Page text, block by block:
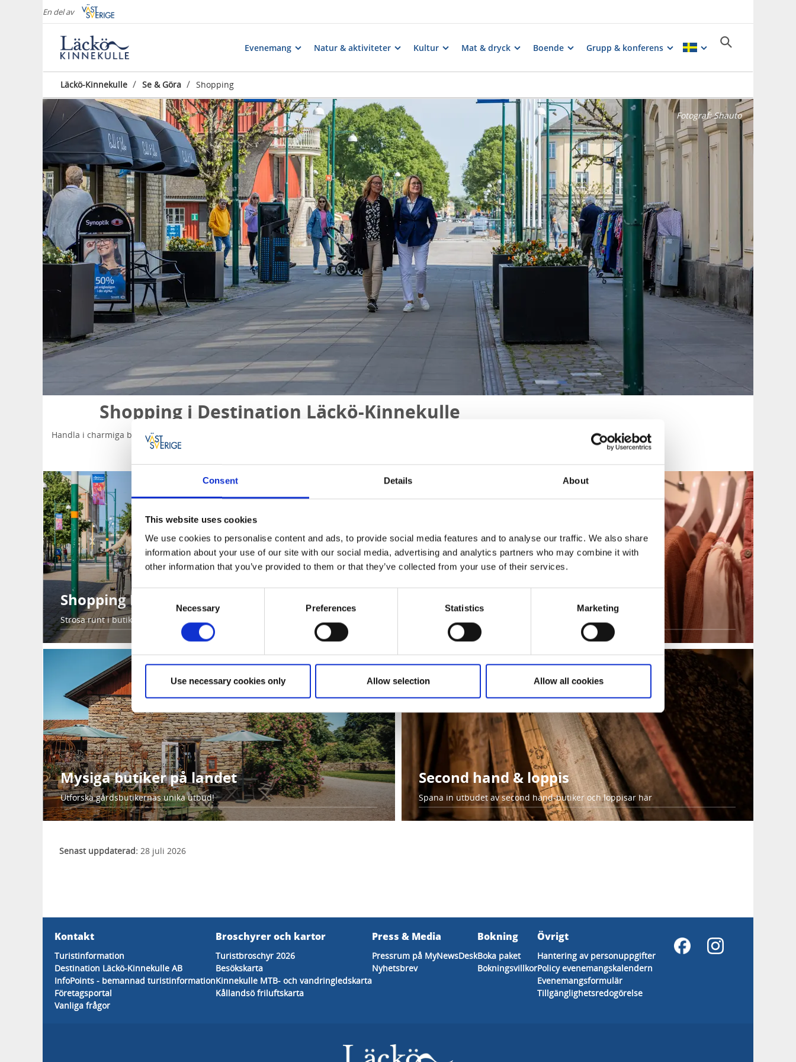
Consent Details About
This website uses cookies
We use cookies to personalise content and ads, to provide social media features and to analyse our traffic. We also share
information about your use of our site with our social media, advertising and analytics partners who may combine it with
other information that you’ve provided to them or that they’ve collected from your use of their services.
Consent
Selection
Necessary Preferences Statistics Marketing
Use necessary cookies only Allow selection Allow all cookies
En del av
Evenemang Natur & aktiviteter Kultur Mat & dryck Boende Grupp & konferens
Läckö-Kinnekulle / Se & Göra / Shopping
Fotograf:Shauto
Shopping i Destination Läckö-Kinnekulle
Handla i charmiga butiker i centrum, besök något av våra handelsområden för större kedjor och utforska det unika
utbudet hos de många gårdsbutikerna i området.
Shopping Lidköping
Strosa runt i butikerna i den pittoreska stadskärnan!
Shopping Götene
Spana in butikerna i Götene här!
Mysiga butiker på landet
Utforska gårdsbutikernas unika utbud!
Second hand & loppis
Spana in utbudet av second hand-butiker och loppisar här
Senast uppdaterad: 28 juli 2026
Kontakt
Turistinformation
Destination Läckö-Kinnekulle AB
InfoPoints - bemannad turistinformation
Företagsportal
Vanliga frågor
Broschyrer och kartor
Turistbroschyr 2026
Besökskarta
Kinnekulle MTB- och vandringledskarta
Kållandsö friluftskarta
Press & Media
Pressrum på MyNewsDesk
Nyhetsbrev
Bokning
Boka paket
Bokningsvillkor
Övrigt
Hantering av personuppgifter
Policy evenemangskalendern
Evenemangsformulär
Tillgänglighetsredogörelse